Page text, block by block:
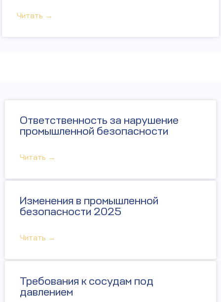
Читать →
Ответственность за нарушение
промышленной безопасности
Читать →
Изменения в промышленной
безопасности 2025
Читать →
Требования к сосудам под
давлением